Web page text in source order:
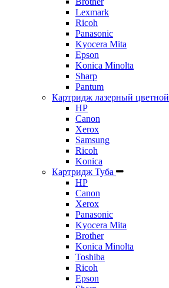
Lexmark
Ricoh
Panasonic
Kyocera Mita
Epson
Konica Minolta
Sharp
Pantum
Картридж лазерный цветной
HP
Canon
Xerox
Samsung
Ricoh
Konica
Картридж Туба
HP
Canon
Xerox
Panasonic
Kyocera Mita
Brother
Konica Minolta
Toshiba
Ricoh
Epson